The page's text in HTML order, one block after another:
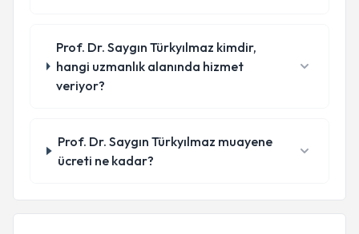
Prof. Dr. Saygın Türkyılmaz kimdir,
hangi uzmanlık alanında hizmet
veriyor?
Prof. Dr. Saygın Türkyılmaz muayene
ücreti ne kadar?